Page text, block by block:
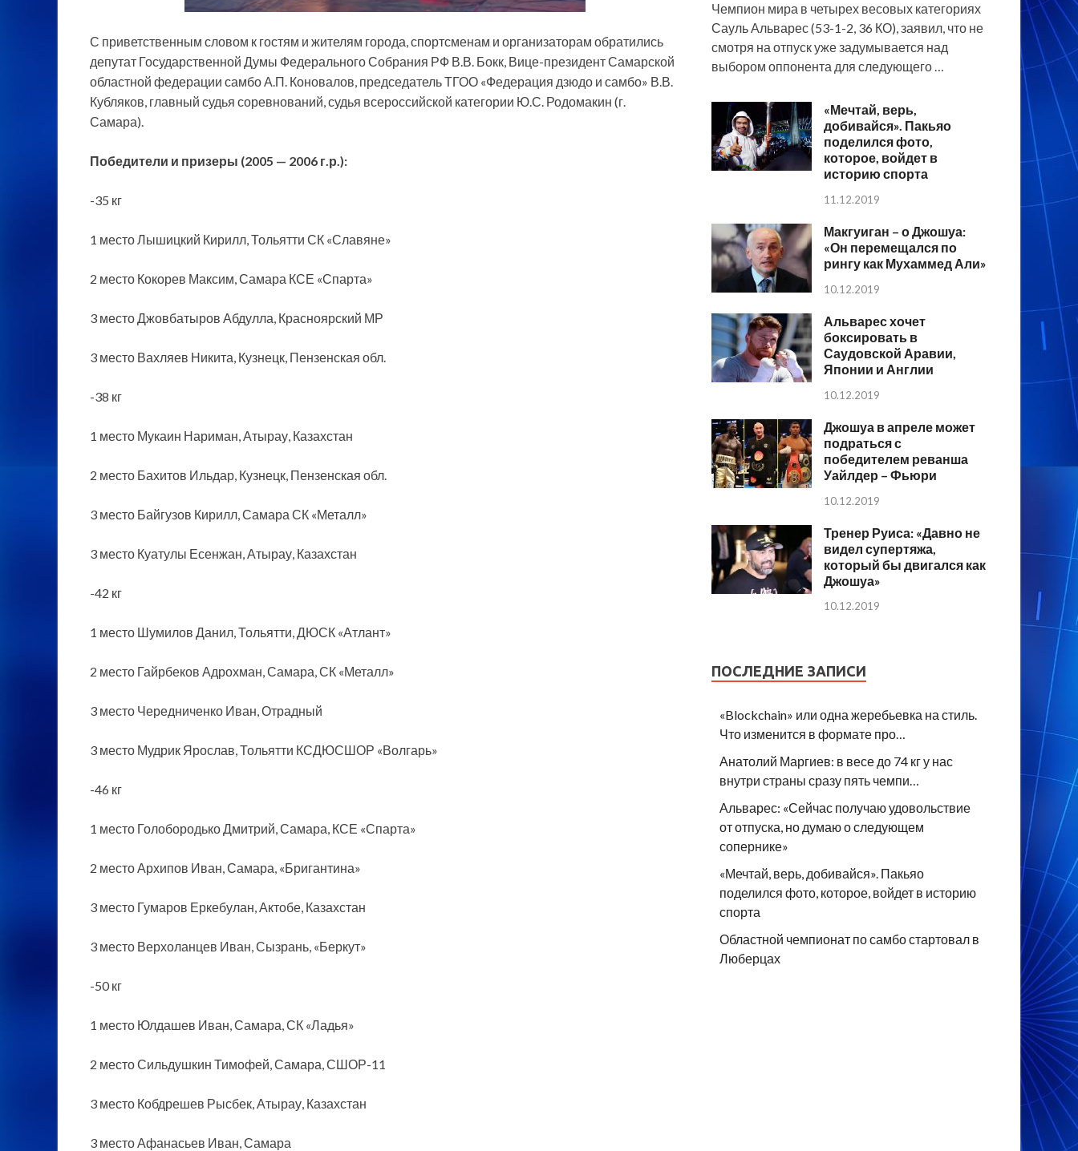
С приветственным словом к гостям и жителям города, спортсменам и организаторам обратились
депутат Государственной Думы Федерального Собрания РФ В.В. Бокк, Вице-президент Самарской
областной федерации самбо А.П. Коновалов, председатель ТГОО «Федерация дзюдо и самбо» В.В.
Кубляков, главный судья соревнований, судья всероссийской категории Ю.С. Родомакин (г.
Самара).
Победители и призеры (2005 — 2006 г.р.):
-35 кг
1 место Лышицкий Кирилл, Тольятти СК «Славяне»
2 место Кокорев Максим, Самара КСЕ «Спарта»
3 место Джовбатыров Абдулла, Красноярский МР
3 место Вахляев Никита, Кузнецк, Пензенская обл.
-38 кг
1 место Мукаин Нариман, Атырау, Казахстан
2 место Бахитов Ильдар, Кузнецк, Пензенская обл.
3 место Байгузов Кирилл, Самара СК «Металл»
3 место Куатулы Есенжан, Атырау, Казахстан
-42 кг
1 место Шумилов Данил, Тольятти, ДЮСК «Атлант»
2 место Гайрбеков Адрохман, Самара, СК «Металл»
3 место Чередниченко Иван, Отрадный
3 место Мудрик Ярослав, Тольятти КСДЮСШОР «Волгарь»
-46 кг
1 место Голобородько Дмитрий, Самара, КСЕ «Спарта»
2 место Архипов Иван, Самара, «Бригантина»
3 место Гумаров Еркебулан, Актобе, Казахстан
3 место Верхоланцев Иван, Сызрань, «Беркут»
-50 кг
1 место Юлдашев Иван, Самара, СК «Ладья»
2 место Сильдушкин Тимофей, Самара, СШОР-11
3 место Кобдрешев Рысбек, Атырау, Казахстан
3 место Афанасьев Иван, Самара
Чемпион мира в четырех весовых категориях
Сауль Альварес (53-1-2, 36 КО), заявил, что не
смотря на отпуск уже задумывается над
выбором оппонента для следующего …
«Мечтай, верь,
добивайся». Пакьяо
поделился фото,
которое, войдет в
историю спорта
11.12.2019
Макгуиган – о Джошуа:
«Он перемещался по
рингу как Мухаммед Али»
10.12.2019
Альварес хочет
боксировать в
Саудовской Аравии,
Японии и Англии
10.12.2019
Джошуа в апреле может
подраться с
победителем реванша
Уайлдер – Фьюри
10.12.2019
Тренер Руиса: «Давно не
видел супертяжа,
который бы двигался как
Джошуа»
10.12.2019
ПОСЛЕДНИЕ ЗАПИСИ
«Blockchain» или одна жеребьевка на стиль.
Что изменится в формате про…
Анатолий Маргиев: в весе до 74 кг у нас
внутри страны сразу пять чемпи…
Альварес: «Сейчас получаю удовольствие
от отпуска, но думаю о следующем
сопернике»
«Мечтай, верь, добивайся». Пакьяо
поделился фото, которое, войдет в историю
спорта
Областной чемпионат по самбо стартовал в
Люберцах